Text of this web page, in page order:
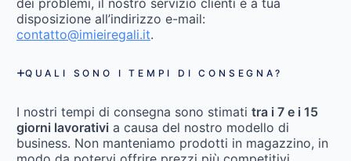
dei problemi, il nostro servizio clienti è a tua
disposizione all’indirizzo e-mail:
contatto@imieiregali.it.
QUALI SONO I TEMPI DI CONSEGNA?
I nostri tempi di consegna sono stimati tra i 7 e i 15
giorni lavorativi a causa del nostro modello di
business. Non manteniamo prodotti in magazzino, in